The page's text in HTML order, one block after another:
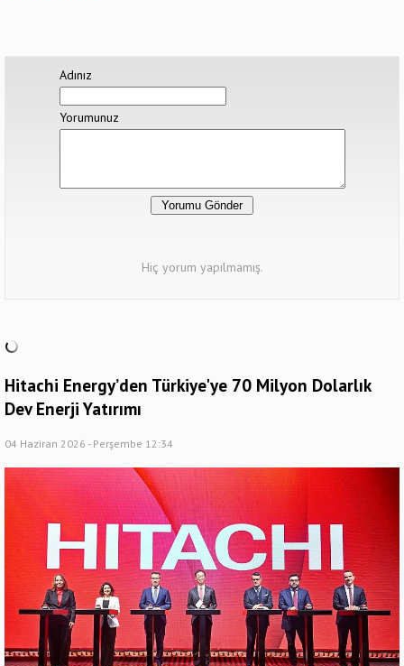
Adınız
Yorumunuz
Hiç yorum yapılmamış.
Hitachi Energy’den Türkiye'ye 70 Milyon Dolarlık
Dev Enerji Yatırımı
04 Haziran 2026 - Perşembe 12:34